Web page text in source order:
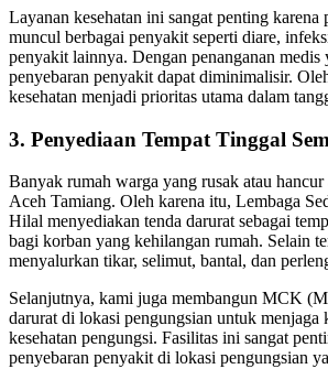
Layanan kesehatan ini sangat penting karena
muncul berbagai penyakit seperti diare,
penyakit lainnya. Dengan penanganan medis
penyebaran penyakit dapat diminimalisir.
kesehatan menjadi prioritas utama dalam
3. Penyediaan Tempat Tinggal
Banyak rumah warga yang rusak atau hancur
Aceh Tamiang. Oleh karena itu, Lembaga
Hilal menyediakan tenda darurat sebagai
bagi korban yang kehilangan rumah. Selain
menyalurkan tikar, selimut, bantal, dan
Selanjutnya, kami juga membangun MCK
darurat di lokasi pengungsian untuk menjaga
kesehatan pengungsi. Fasilitas ini sangat
penyebaran penyakit di lokasi pengungsian